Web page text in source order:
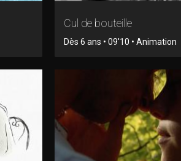
Cul de bouteille
Dès 6 ans • 09'10 • Animation